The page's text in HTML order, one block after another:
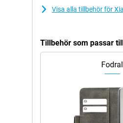
Visa alla tillbehör för
Tillbehör som passar
Fodral